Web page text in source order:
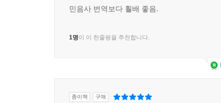
민음사 번역보다 훨배 좋음.
1명이 이 한줄평을 추천합니다.
종이책 구매